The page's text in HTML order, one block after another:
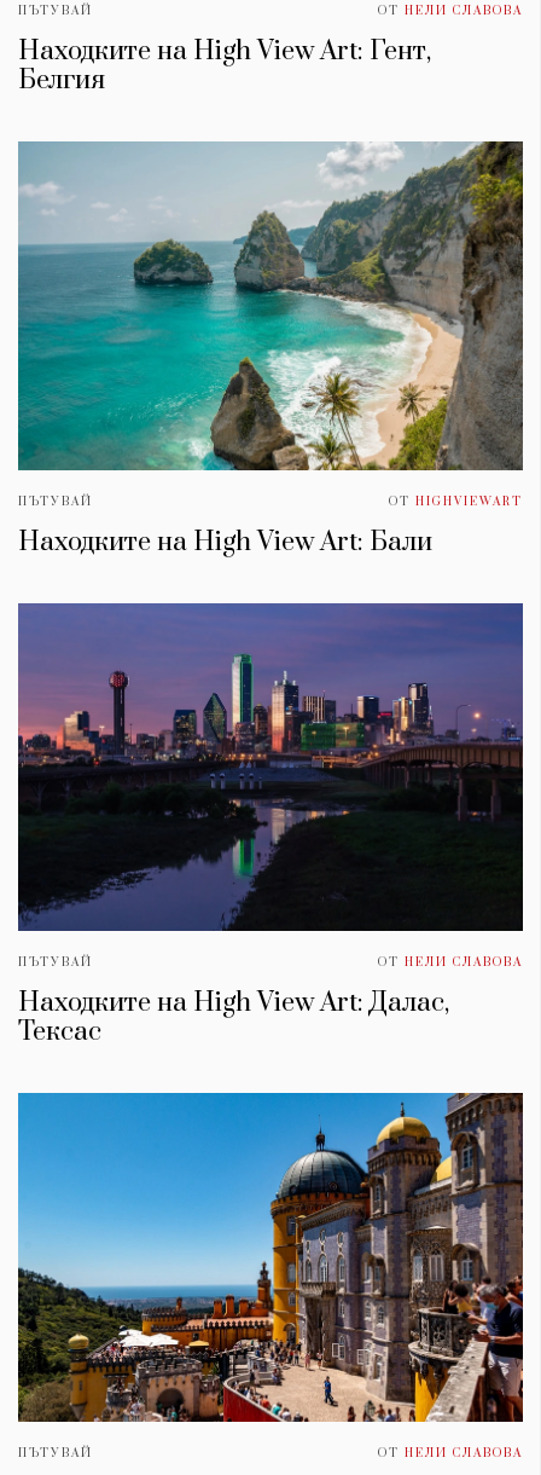
ПЪТУВАЙ ОТ НЕЛИ СЛАВОВА
Находките на High View Art: Гент,
Белгия
ПЪТУВАЙ ОТ HIGHVIEWART
Находките на High View Art: Бали
ПЪТУВАЙ ОТ НЕЛИ СЛАВОВА
Находките на High View Art: Далас,
Тексас
ПЪТУВАЙ ОТ НЕЛИ СЛАВОВА